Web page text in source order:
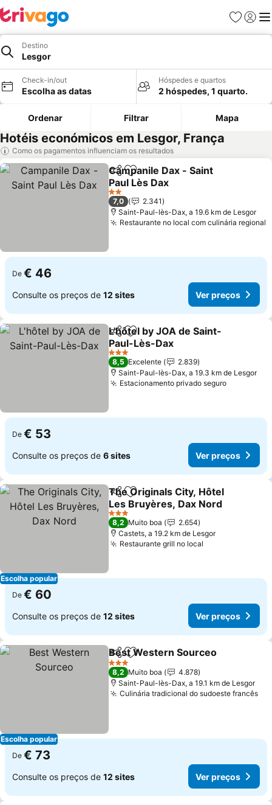
Favoritos
Iniciar
Destino
Lesgor
Check-in/out
Escolha as datas
Hóspedes e quartos
2 hóspedes, 1 quarto.
Ordenar Filtrar Mapa
Hotéis económicos em Lesgor, França
Como os pagamentos influenciam os resultados
PartilharAdicionar aos favoritos
Campanile Dax - Saint
Paul Lès Dax
Ver preços
2 Estrelas
7,0
2.341
Saint-Paul-lès-Dax, a 19.6 km de Lesgor
Restaurante no local com culinária regional
De € 46
Consulte os preços de 12 sites Ver preços
PartilharAdicionar aos favoritos
L'hôtel by JOA de Saint-
Paul-Lès-Dax
Ver preços
3 Estrelas
8,5 Excelente
2.839
Saint-Paul-lès-Dax, a 19.3 km de Lesgor
Estacionamento privado seguroVer
De € 53
Consulte os preços de 6 sites Ver preços
Escolha popular
PartilharAdicionar aos favoritos
The Originals City, Hôtel
Les Bruyères, Dax Nord
Ver preços
3 Estrelas
8,2 Muito boa
2.654
Castets, a 19.2 km de Lesgor
Restaurante grill no local
De € 60
Consulte os preços de 12 sites Ver preços
Escolha popular
PartilharAdicionar aos favoritos
Best Western Sourceo
3 Estrelas
8,2 Muito boa
4.878
Saint-Paul-lès-Dax, a 19.1 km de Lesgor
Culinária tradicional do sudoeste francês
De € 73
Consulte os preços de 12 sites Ver preços